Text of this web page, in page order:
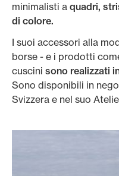
minimalisti a quadri,
di colore.
I suoi accessori alla
borse - e i prodotti
cuscini sono realizzati
Sono disponibili in
Svizzera e nel suo